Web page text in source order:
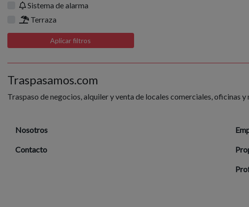
Sistema de alarma
Terraza
Aplicar filtros
Traspasamos.com
Traspaso de negocios, alquiler y venta de locales comerciales, oficinas y
Nosotros
Contacto